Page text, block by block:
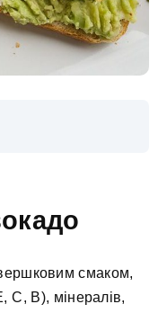
смаком,
С, В), мінералів,